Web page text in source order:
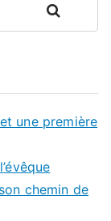
Rechercher
une première
chemin de